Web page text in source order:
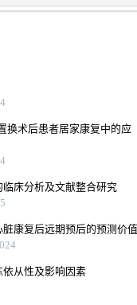
换术后患者居家康复中的应
床分析及文献整合研究
康复后远期预后的预测价值
从性及影响因素